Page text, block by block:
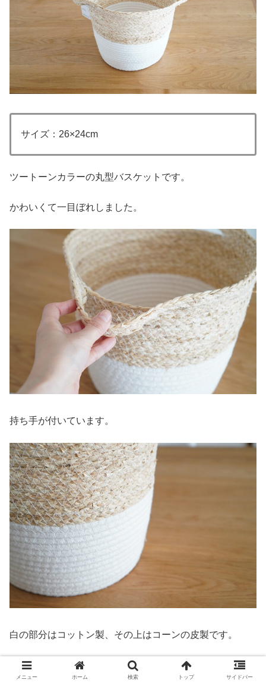
サイズ：26×24cm
ツートーンカラーの丸型バスケットです。
かわいくて一目ぼれしました。
持ち手が付いています。
白の部分はコットン製、その上はコーンの皮製です。
もっと浅型の大きいサイズもありました。
メニュー ホーム 検索 トップ サイドバー